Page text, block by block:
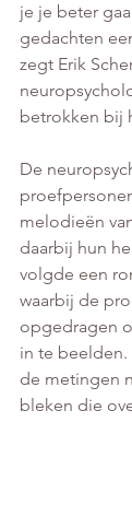
je je beter
gedachten
zegt Erik
betrokken bij
De
melodieën
daarbij hun
volgde een
waarbij de
opgedragen
in te beelden.
de metingen
bleken die